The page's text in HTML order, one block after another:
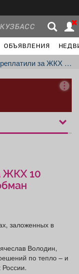
ОБЪЯВЛЕНИЯ
Услуги
Компании
Проекты
ЖКХ 10 миллиардов: ФАС нашла обман
ЖКХ 10
заложенных в
Володин,
по тепло – и